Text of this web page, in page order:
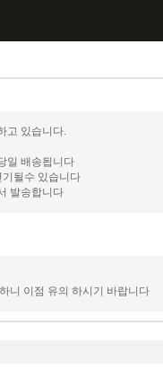
고 있습니다.
일 배송됩니다
될수 있습니다
발송합니다
니 이점 유의 하시기 바랍니다